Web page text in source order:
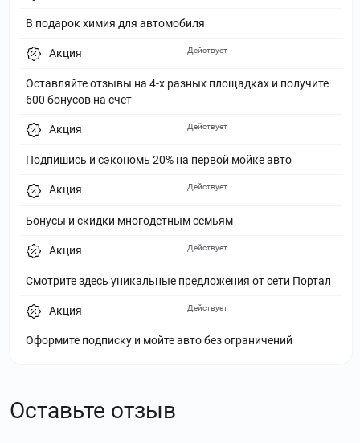
В подарок химия для автомобиля
Акция
Оставляйте отзывы на 4-х разных площадках и получите
600 бонусов на счет
Действует
Акция
Подпишись и сэкономь 20% на первой мойке авто
Действует
Акция
Бонусы и скидки многодетным семьям
Действует
Акция
Смотрите здесь уникальные предложения от сети Портал
Действует
Акция
Оформите подписку и мойте авто без ограничений
Действует
Оставьте отзыв